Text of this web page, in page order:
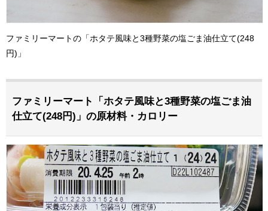
ファミリーマートの「ホタテ風味と3種野菜の塩ごま油仕立て(248
円)」
ファミリーマート「ホタテ風味と3種野菜の塩ごま油
仕立て(248円)」の原材料・カロリー